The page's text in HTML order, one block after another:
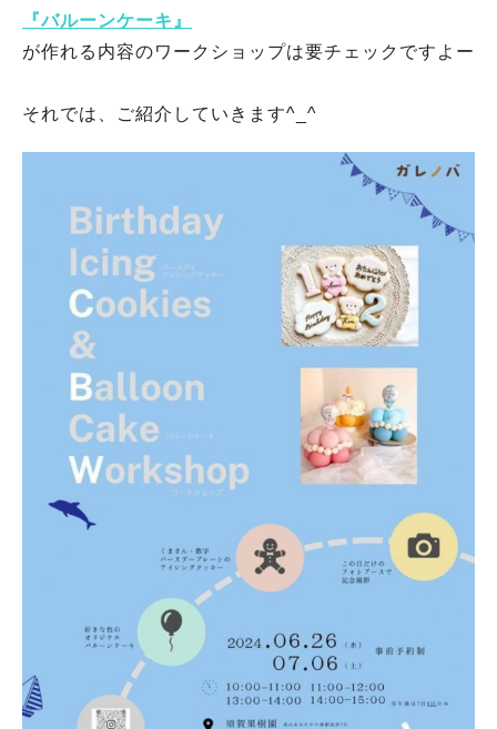
『バルーンケーキ』
が作れる内容のワークショップは要チェックですよー
それでは、ご紹介していきます^_^